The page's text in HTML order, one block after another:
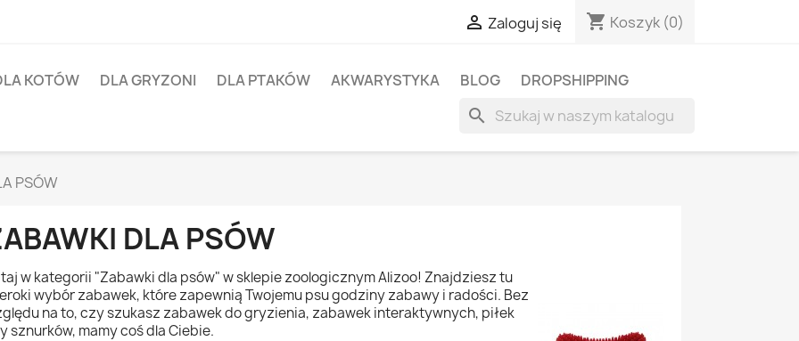
 Zaloguj się shopping_cart Koszyk (0)
KOTÓW DLA GRYZONI DLA PTAKÓW AKWARYSTYKA BLOG DROPSHIPPING
search
PSÓW
DLA PSÓW
w kategorii "Zabawki dla psów" w sklepie zoologicznym Alizoo! Znajdziesz tu
wybór zabawek, które zapewnią Twojemu psu godziny zabawy i radości. Bez
na to, czy szukasz zabawek do gryzienia, zabawek interaktywnych, piłek
sznurków, mamy coś dla Ciebie.